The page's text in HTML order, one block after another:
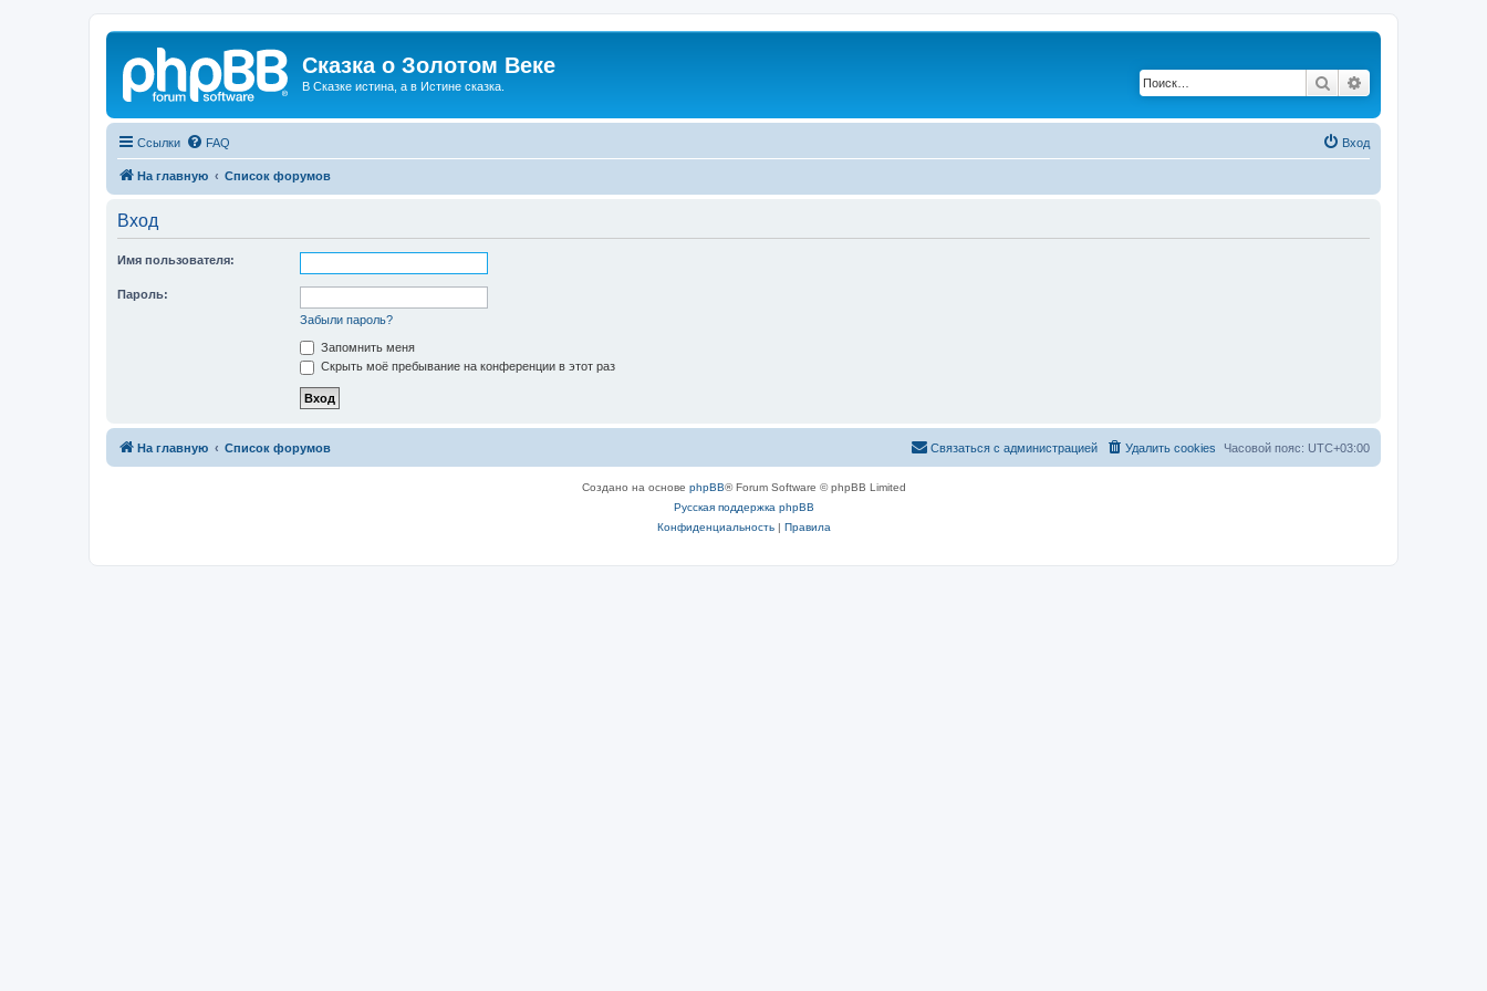
Сказка о Золотом Веке
В Сказке истина, а в Истине сказка. Поиск
Ссылки FAQ Вход
На главную Список форумов
Вход
Имя пользователя:
Пароль:
Забыли пароль?
Запомнить меня
Скрыть моё пребывание на конференции в этот раз
На главную Список форумов Часовой пояс: UTC+03:00
Удалить cookies
Связаться с администрацией
Создано на основе phpBB® Forum Software © phpBB Limited
Русская поддержка phpBB
Конфиденциальность| Правила